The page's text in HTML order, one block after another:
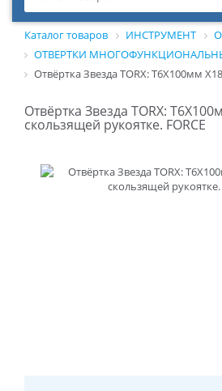
Каталог товаров ИНСТРУМЕНТ
ОТВЕРТКИ
Отвёртка Звезда TORX: T6Х100мм
Отвёртка Звезда TORX:
скользящей рукоятке. FORCE